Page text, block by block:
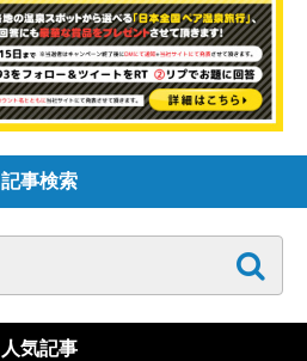
記事検索
人気記事